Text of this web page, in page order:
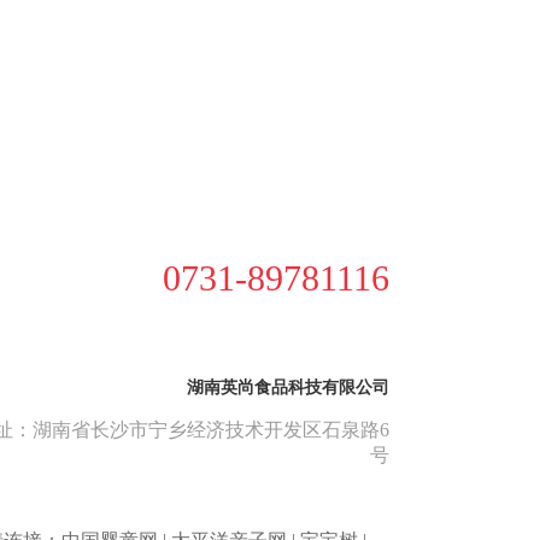
0731-89781116
湖南英尚食品科技有限公司
：湖南省长沙市宁乡经济技术开发区石泉路6
号